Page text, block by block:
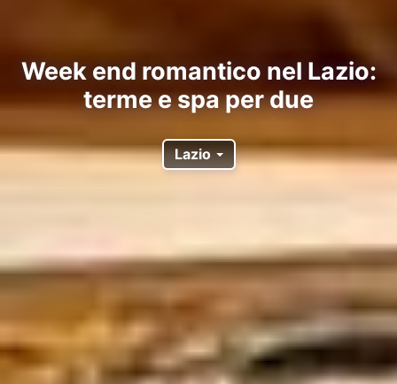
Week end romantico nel Lazio:
terme e spa per due
Lazio